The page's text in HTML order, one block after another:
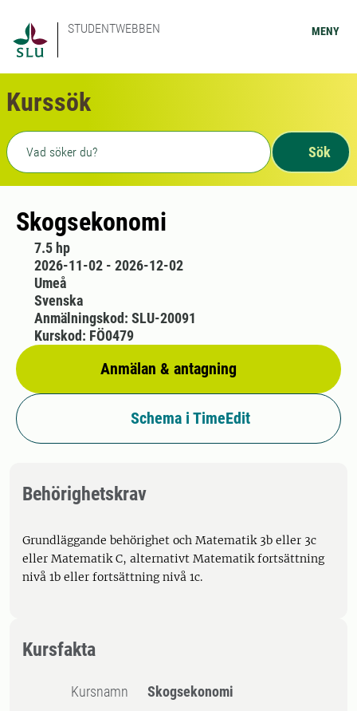
STUDENTWEBBEN MENY
Kurssök
Fritext sökning
Sök
Skogsekonomi
7.5 hp
2026-11-02 - 2026-12-02
Umeå
Svenska
Anmälan & antagning
Anmälningskod: SLU-20091
Kurskod: FÖ0479
Schema i TimeEdit
Behörighetskrav
Grundläggande behörighet och Matematik 3b eller 3c
eller Matematik C, alternativt Matematik fortsättning
nivå 1b eller fortsättning nivå 1c.
Kursfakta
Kursnamn Skogsekonomi